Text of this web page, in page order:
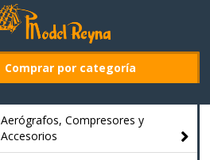
Comprar por categoría
Aerógrafos, Compresores y
Accesorios